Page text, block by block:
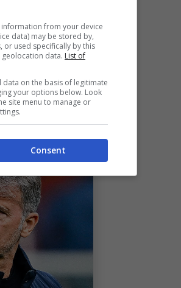
un pupillo
i contatti
è al
from your device
data) may be stored by,
or used specifically by this
geolocation data. List of
on the basis of legitimate
your options below. Look
site menu to manage or
Consent